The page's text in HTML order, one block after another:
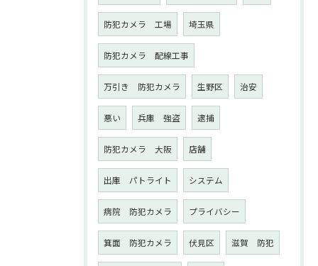
防犯カメラ 工場 埼玉県
防犯カメラ 配線工事
万引き 防犯カメラ 生野区 治安
悪い 兵庫 強盗 逮捕
防犯カメラ 大阪 店舗
出庫 パトライト システム
病院 防犯カメラ プライバシー
箕面 防犯カメラ 伏見区 滋賀 防犯